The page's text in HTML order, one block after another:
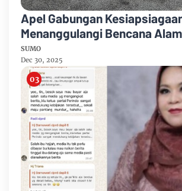
Apel Gabungan
Menanggulangi Bencana
Bengkalis
SUMO
Dec 30, 2025